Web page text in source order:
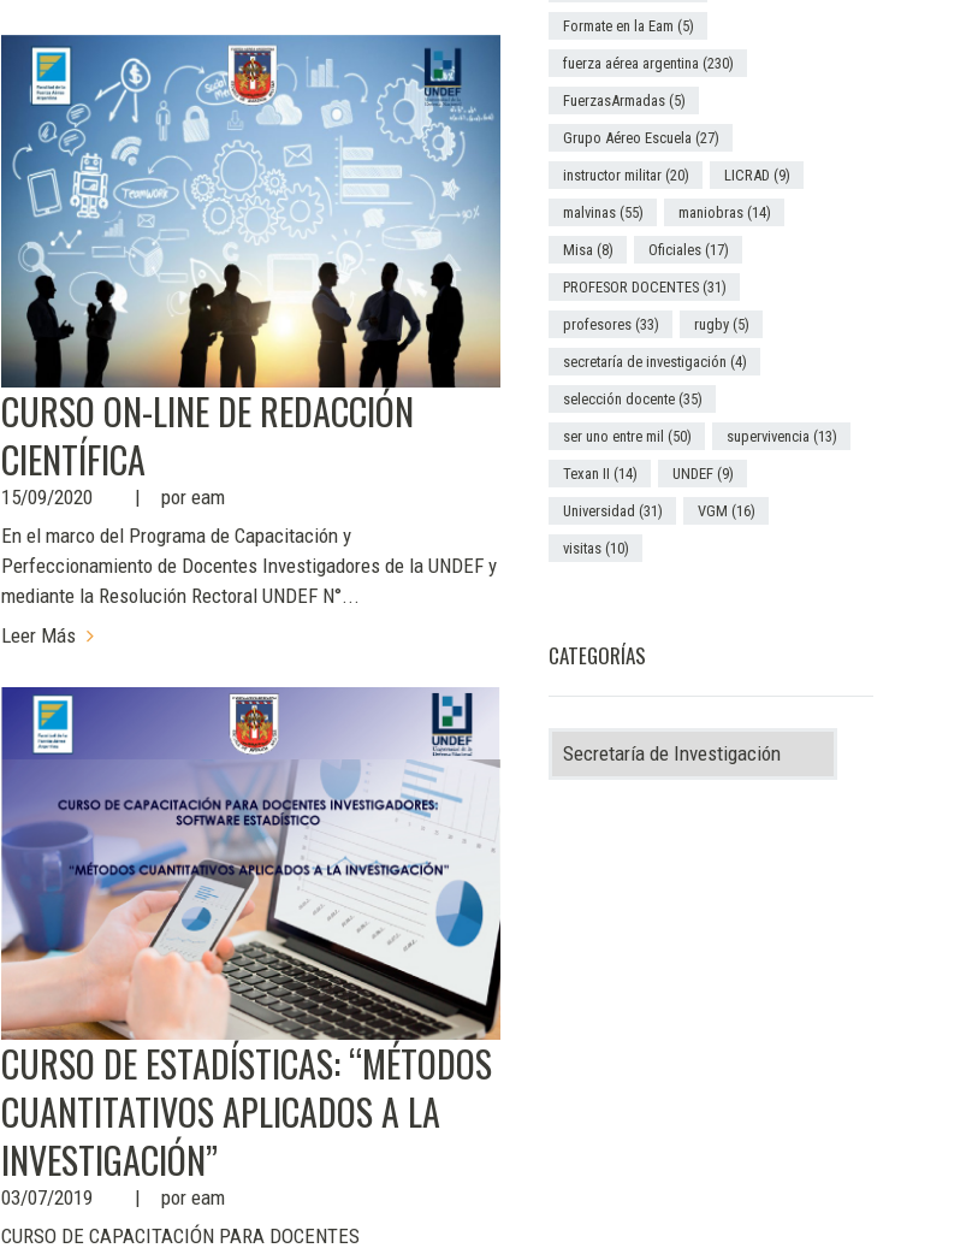
CURSO ON-LINE DE REDACCIÓN
CIENTÍFICA
15/09/2020 por eam
En el marco del Programa de Capacitación y
Perfeccionamiento de Docentes Investigadores de la UNDEF y
mediante la Resolución Rectoral UNDEF N°...
Leer Más
CURSO DE ESTADÍSTICAS: “MÉTODOS
CUANTITATIVOS APLICADOS A LA
INVESTIGACIÓN”
03/07/2019 por eam
CURSO DE CAPACITACIÓN PARA DOCENTES
Formate en la Eam (5)
fuerza aérea argentina (230)
FuerzasArmadas(5)
Grupo Aéreo Escuela (27)
instructor militar(20) LICRAD (9)
malvinas(55) maniobras(14)
Misa (8) Oficiales(17)
PROFESOR DOCENTES(31)
profesores(33) rugby(5)
secretaría de investigación (4)
selección docente(35)
ser uno entre mil (50) supervivencia (13)
Texan II (14) UNDEF(9)
Universidad (31) VGM (16)
visitas(10)
CATEGORÍAS
Categorías